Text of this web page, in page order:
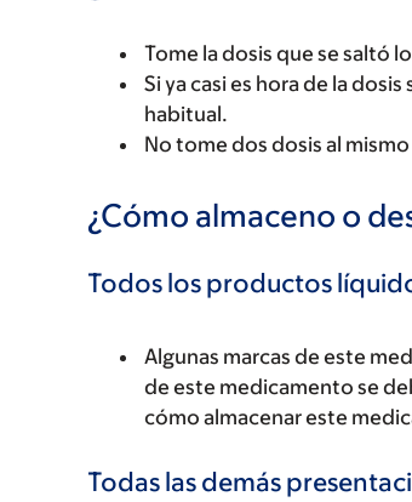
Tome la dosis que se saltó
Si ya casi es hora de la
habitual.
No tome dos dosis al
¿Cómo almaceno o
Todos los productos
Algunas marcas de este
de este medicamento se
cómo almacenar este
Todas las demás